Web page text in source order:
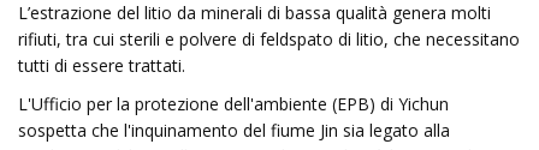
L’estrazione del litio da minerali di bassa qualità genera molti
rifiuti, tra cui sterili e polvere di feldspato di litio, che necessitano
tutti di essere trattati.
L'Ufficio per la protezione dell'ambiente (EPB) di Yichun
sospetta che l'inquinamento del fiume Jin sia legato alla